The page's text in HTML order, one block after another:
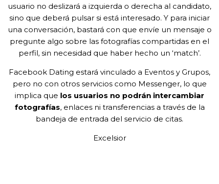
usuario no deslizará a izquierda o derecha al candidato,
sino que deberá pulsar si está interesado. Y para iniciar
una conversación, bastará con que envíe un mensaje o
pregunte algo sobre las fotografías compartidas en el
perfil, sin necesidad que haber hecho un ‘match’.
Facebook Dating estará vinculado a Eventos y Grupos,
pero no con otros servicios como Messenger, lo que
implica que los usuarios no podrán intercambiar
fotografías, enlaces ni transferencias a través de la
bandeja de entrada del servicio de citas.
Excelsior